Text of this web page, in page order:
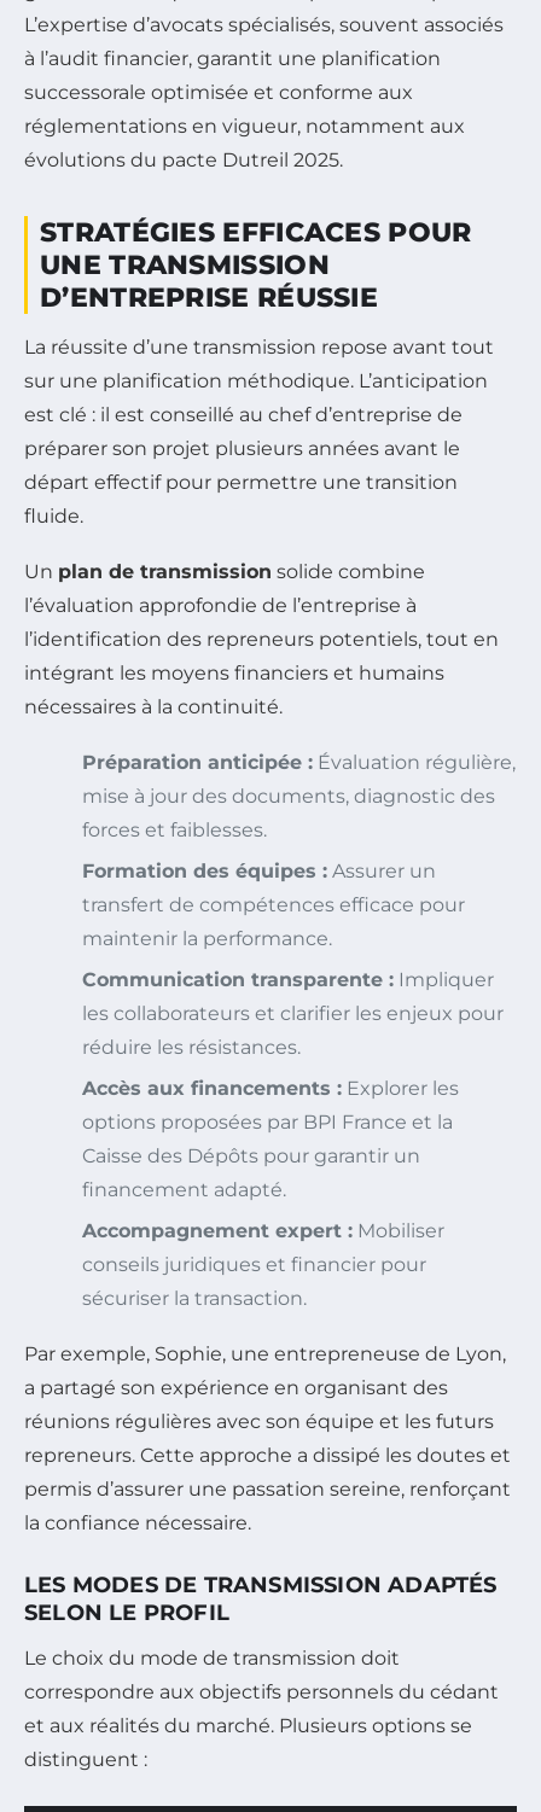
L’expertise d’avocats spécialisés, souvent associés
à l’audit financier, garantit une planification
successorale optimisée et conforme aux
réglementations en vigueur, notamment aux
évolutions du pacte Dutreil 2025.
STRATÉGIES EFFICACES POUR
UNE TRANSMISSION
D’ENTREPRISE RÉUSSIE
La réussite d’une transmission repose avant tout
sur une planification méthodique. L’anticipation
est clé : il est conseillé au chef d’entreprise de
préparer son projet plusieurs années avant le
départ effectif pour permettre une transition
fluide.
Un plan de transmission solide combine
l’évaluation approfondie de l’entreprise à
l’identification des repreneurs potentiels, tout en
intégrant les moyens financiers et humains
nécessaires à la continuité.
Préparation anticipée : Évaluation régulière,
mise à jour des documents, diagnostic des
forces et faiblesses.
Formation des équipes : Assurer un
transfert de compétences efficace pour
maintenir la performance.
Communication transparente : Impliquer
les collaborateurs et clarifier les enjeux pour
réduire les résistances.
Accès aux financements : Explorer les
options proposées par BPI France et la
Caisse des Dépôts pour garantir un
financement adapté.
Accompagnement expert : Mobiliser
conseils juridiques et financier pour
sécuriser la transaction.
Par exemple, Sophie, une entrepreneuse de Lyon,
a partagé son expérience en organisant des
réunions régulières avec son équipe et les futurs
repreneurs. Cette approche a dissipé les doutes et
permis d’assurer une passation sereine, renforçant
la confiance nécessaire.
LES MODES DE TRANSMISSION ADAPTÉS
SELON LE PROFIL
Le choix du mode de transmission doit
correspondre aux objectifs personnels du cédant
et aux réalités du marché. Plusieurs options se
distinguent :